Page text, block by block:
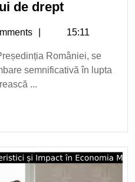
de dreptNicolae
candidat
la
Președinția
corupției
și
15:11
României, se
semnificativă în lupta
...